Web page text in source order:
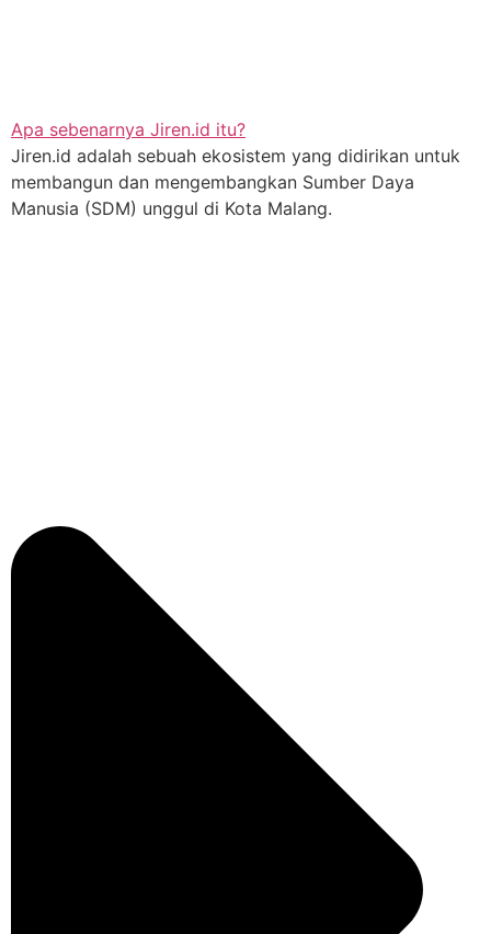
Apa sebenarnya Jiren.id itu?
Jiren.id adalah sebuah ekosistem yang didirikan untuk
membangun dan mengembangkan Sumber Daya
Manusia (SDM) unggul di Kota Malang.